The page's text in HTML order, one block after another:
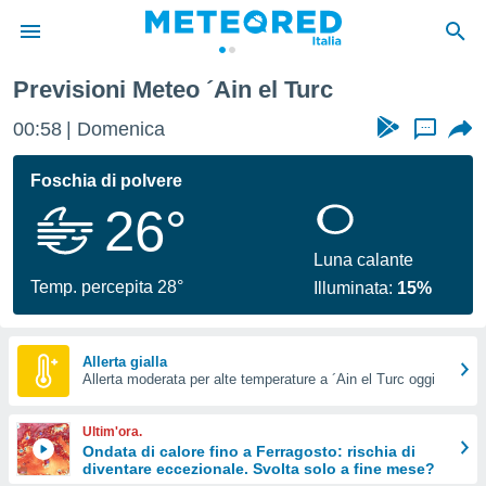
di
per
le
di
Web
le
Previsioni Meteo ´Ain el Turc
00:58 Domenica ...
Foschia di polvere
26°
Temp. percepita 28°
Luna calante
Illuminata: 15%
Allerta gialla
Allerta moderata per alte temperature a ´Ain el Turc oggi
Ultim'ora.
Ondata di calore fino a Ferragosto: rischia di
diventare eccezionale. Svolta solo a fine mese?